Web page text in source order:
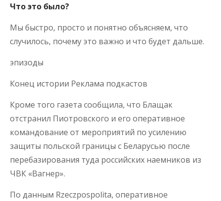
Что это было?
Мы быстро, просто и понятно объясняем, что
случилось, почему это важно и что будет дальше.
эпизоды
Конец истории Реклама подкастов
Кроме того газета сообщила, что Блащак
отстранил Пиотровского и его оперативное
командование от мероприятий по усилению
защиты польской границы с Беларусью после
перебазирования туда российских наемников из
ЧВК «Вагнер».
По данным Rzeczpospolita, оперативное